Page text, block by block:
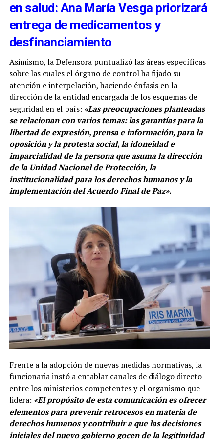
en salud: Ana María Vesga priorizará
entrega de medicamentos y
desfinanciamiento
Asimismo, la Defensora puntualizó las áreas específicas
sobre las cuales el órgano de control ha fijado su
atención e interpelación, haciendo énfasis en la
dirección de la entidad encargada de los esquemas de
seguridad en el país: «Las preocupaciones planteadas
se relacionan con varios temas: las garantías para la
libertad de expresión, prensa e información, para la
oposición y la protesta social, la idoneidad e
imparcialidad de la persona que asuma la dirección
de la Unidad Nacional de Protección, la
institucionalidad para los derechos humanos y la
implementación del Acuerdo Final de Paz».
Frente a la adopción de nuevas medidas normativas, la
funcionaria instó a entablar canales de diálogo directo
entre los ministerios competentes y el organismo que
lidera: «El propósito de esta comunicación es ofrecer
elementos para prevenir retrocesos en materia de
derechos humanos y contribuir a que las decisiones
iniciales del nuevo gobierno gocen de la legitimidad